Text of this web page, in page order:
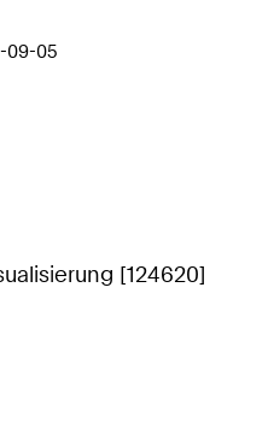
09-05
[124620]